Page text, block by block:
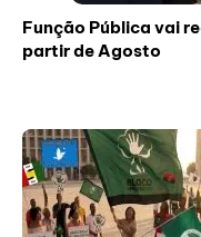
Função Pública vai
partir de Agosto